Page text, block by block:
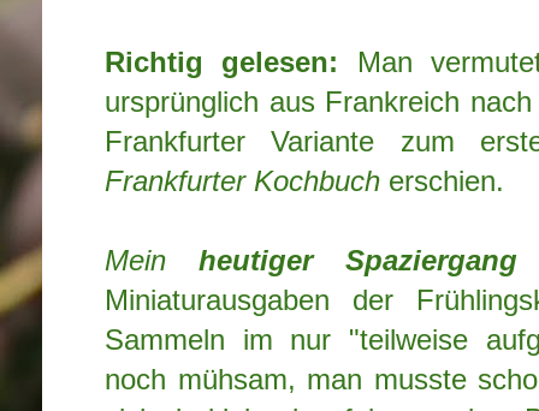
Richtig gelesen: Man
ursprünglich aus Frankreich
Frankfurter Variante zum
Frankfurter Kochbuch erschien.
Mein heutiger Spaziergang
Miniaturausgaben der
Sammeln im nur "teilweise
noch mühsam, man musste